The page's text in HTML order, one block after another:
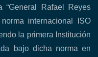
“General Rafael Reyes
internacional ISO
la primera Institución
bajo dicha norma en